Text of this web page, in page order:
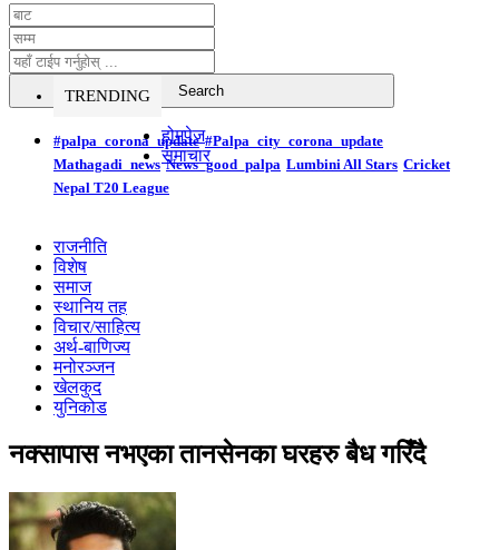
TRENDING
#palpa_corona_update #Palpa_city_corona_update
Mathagadi_news News_good_palpa Lumbini All Stars Cricket
Nepal T20 League
होमपेज
समाचार
राजनीति
विशेष
समाज
स्थानिय तह
विचार/साहित्य
अर्थ-बाणिज्य
मनोरञ्जन
खेलकुद
युनिकोड
नक्सापास नभएका तानसेनका घरहरु बैध गरिँदै